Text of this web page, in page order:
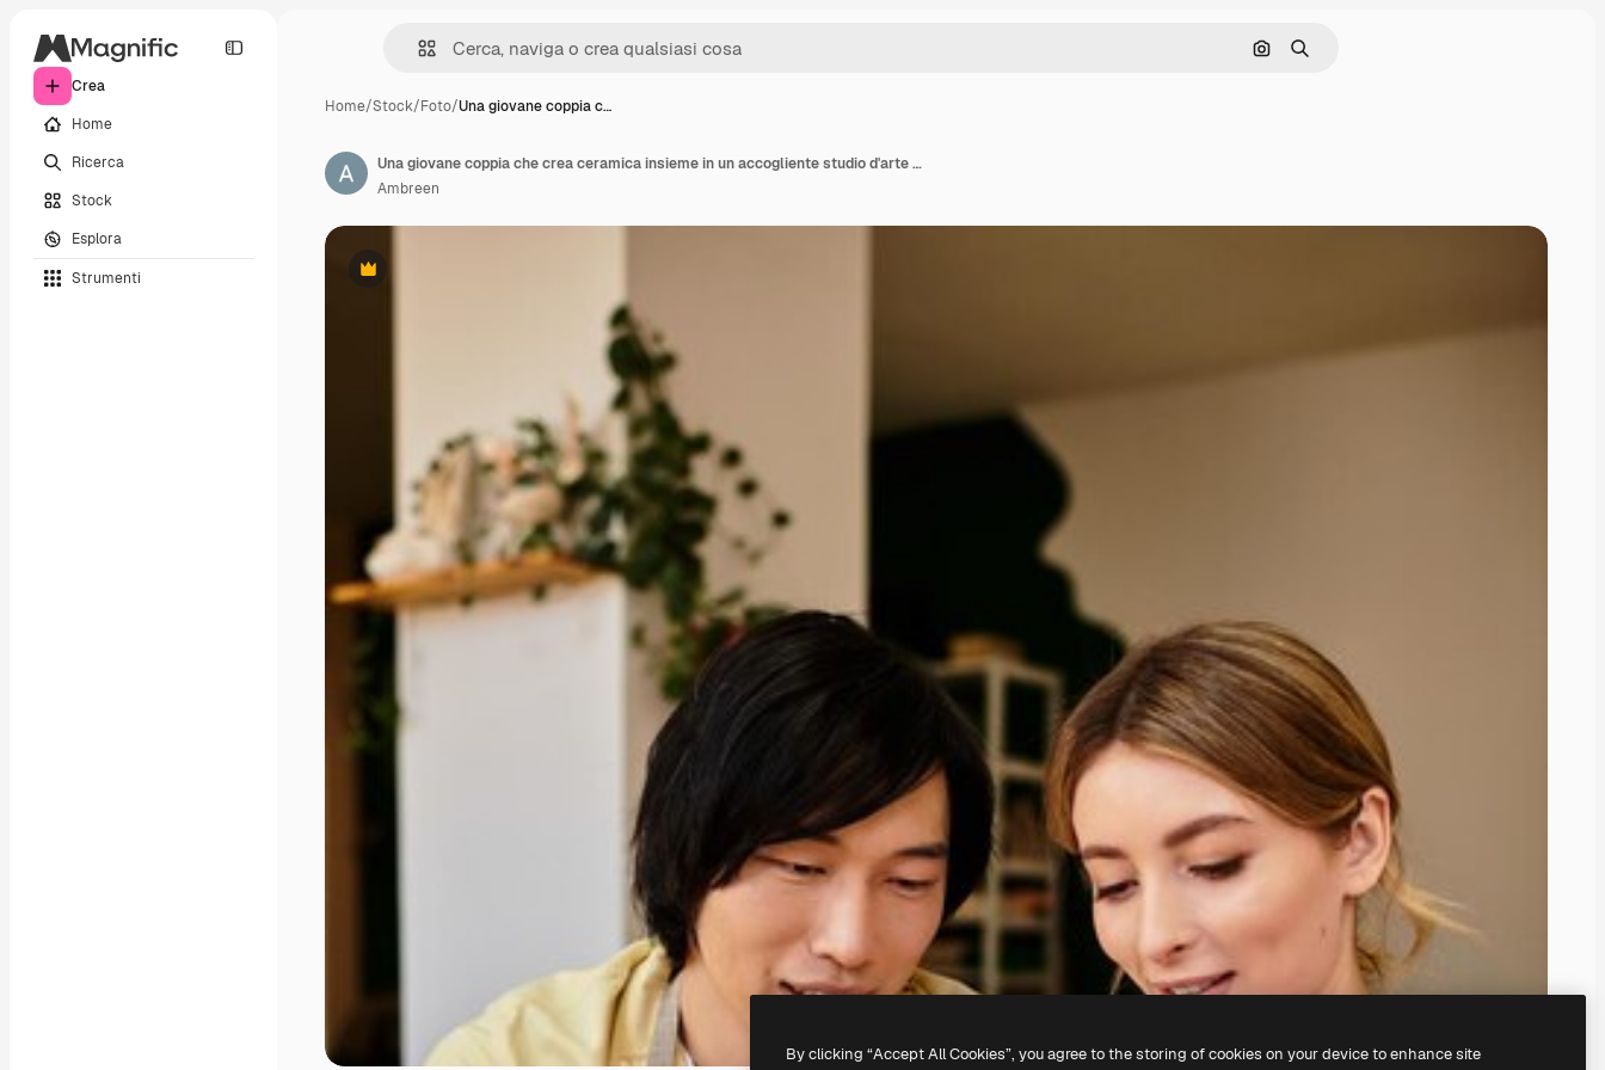
Crea
Home
Ricerca
Stock
Esplora
Strumenti
Cerca per immagine
Ricerca
Home/Stock/Foto/Una giovane coppia c…
Premium
Una giovane coppia che crea ceramica insieme in un accogliente studio d'arte pieno di creatività e ispirazione
Ambreen
By clicking “Accept All Cookies”, you agree to the storing of cookies on your device to enhance site